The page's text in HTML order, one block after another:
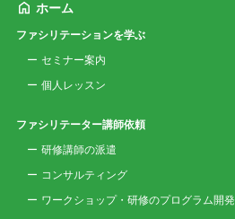
ホーム
ファシリテーションを学ぶ
セミナー案内
個人レッスン
ファシリテーター講師依頼
研修講師の派遣
コンサルティング
ワークショップ・研修のプログラム開発